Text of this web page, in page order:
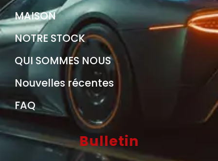
MAISON
NOTRE STOCK
QUI SOMMES NOUS
Nouvelles récentes
FAQ
Bulletin